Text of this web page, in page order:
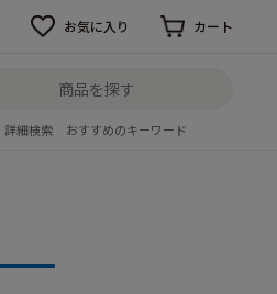
お気に入り カート
詳細検索 おすすめのキーワード